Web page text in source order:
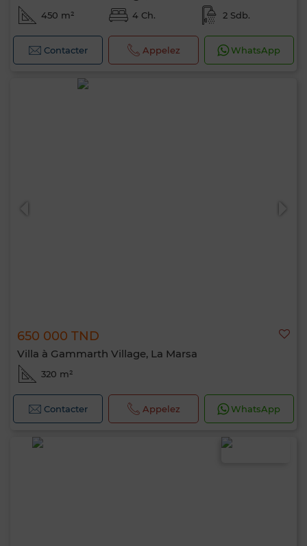
450 m² 4 Ch. 2 Sdb.
Contacter Appelez WhatsApp
650 000 TND
Villa à Gammarth Village, La Marsa
320 m²
Contacter Appelez WhatsApp